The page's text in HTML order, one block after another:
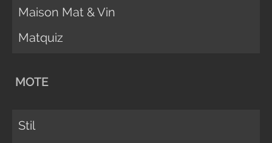
Maison Mat & Vin
Matquiz
MOTE
Stil